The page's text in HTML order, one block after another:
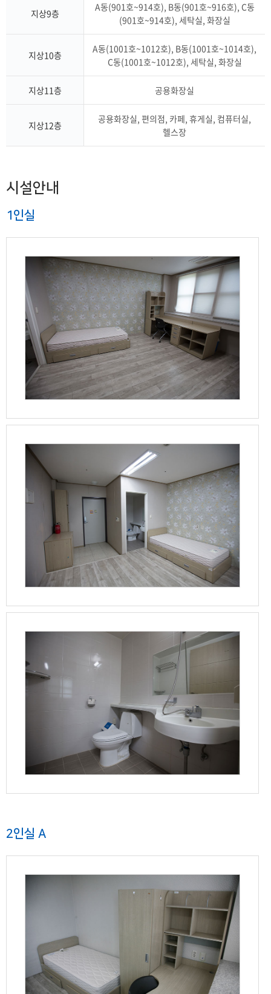
지상9층
A동(901호~914호), B동(901호~916호), C동
(901호~914호), 세탁실, 화장실
지상10층
A동(1001호~1012호), B동(1001호~1014호),
C동(1001호~1012호), 세탁실, 화장실
지상11층 공용화장실
지상12층
공용화장실, 편의점, 카페, 휴게실, 컴퓨터실,
헬스장
시설안내
1인실
2인실 A